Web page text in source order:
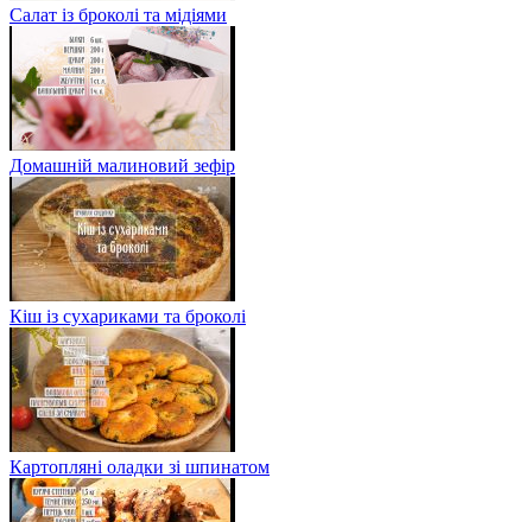
Салат із броколі та мідіями
Домашній малиновий зефір
Кіш із сухариками та броколі
Картопляні оладки зі шпинатом